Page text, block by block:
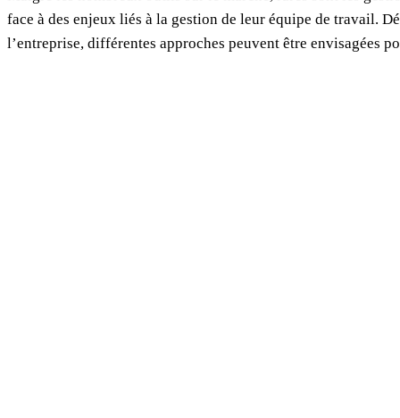
face à des enjeux liés à la gestion de leur équipe de travail.
l’entreprise, différentes approches peuvent être envisagées